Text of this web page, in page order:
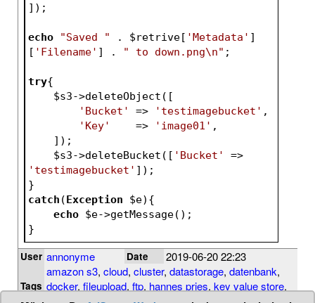
]);
echo "Saved " . $retrive[ 'Metadata' ]
[ 'Filename' ] . " to down.png\n" ;
try{
$s3->deleteObject([
'Bucket'
=> 'testimagebucket' ,
'Key'
    =>
'image01' ,
    ]);
$s3->deleteBucket([ 'Bucket'
'testimagebucket' ]);
}
catch (Exception $e){
echo $e->getMessage();
}
User annonyme Date 2019-06-20 22:23
Tags
amazon s3, cloud, cluster, datastorage, datenbank,
docker, fileupload, ftp, hannes pries, key value store,